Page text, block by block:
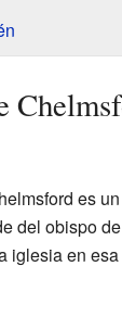
es
del obispo
iglesia en